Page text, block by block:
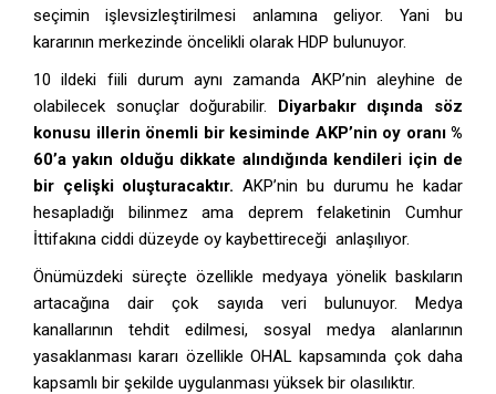
seçimin işlevsizleştirilmesi anlamına geliyor. Yani bu
kararının merkezinde öncelikli olarak HDP bulunuyor.
10 ildeki fiili durum aynı zamanda AKP’nin aleyhine de
olabilecek sonuçlar doğurabilir. Diyarbakır dışında söz
konusu illerin önemli bir kesiminde AKP’nin oy oranı %
60’a yakın olduğu dikkate alındığında kendileri için de
bir çelişki oluşturacaktır. AKP’nin bu durumu he kadar
hesapladığı bilinmez ama deprem felaketinin Cumhur
İttifakına ciddi düzeyde oy kaybettireceği anlaşılıyor.
Önümüzdeki süreçte özellikle medyaya yönelik baskıların
artacağına dair çok sayıda veri bulunuyor. Medya
kanallarının tehdit edilmesi, sosyal medya alanlarının
yasaklanması kararı özellikle OHAL kapsamında çok daha
kapsamlı bir şekilde uygulanması yüksek bir olasılıktır.